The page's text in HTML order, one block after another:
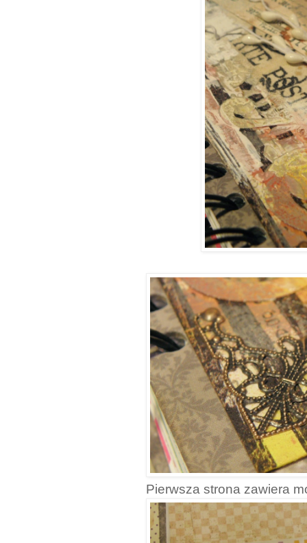
Pierwsza strona zawiera